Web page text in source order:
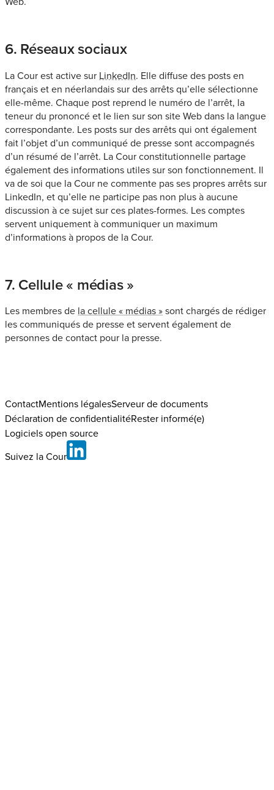
6. Réseaux sociaux
La Cour est active sur LinkedIn. Elle diffuse des posts en
français et en néerlandais sur des arrêts qu’elle sélectionne
elle-même. Chaque post reprend le numéro de l’arrêt, la
teneur du prononcé et le lien sur son site Web dans la langue
correspondante. Les posts sur des arrêts qui ont également
fait l’objet d’un communiqué de presse sont accompagnés
d’un résumé de l’arrêt. La Cour constitutionnelle partage
également des informations utiles sur son fonctionnement. Il
va de soi que la Cour ne commente pas ses propres arrêts sur
LinkedIn, et qu’elle ne participe pas non plus à aucune
discussion à ce sujet sur ces plates-formes. Les comptes
servent uniquement à communiquer un maximum
d’informations à propos de la Cour.
7. Cellule « médias »
Les membres de la cellule « médias »sont chargés de rédiger
les communiqués de presse et servent également de
personnes de contact pour la presse.
ContactMentions légalesServeur de documents
Déclaration de confidentialitéRester informé(e)
Logiciels open source
Suivez la Cour